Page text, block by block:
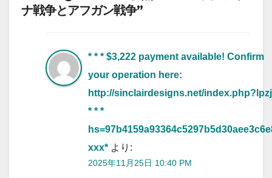
ナ戦争とアフガン戦争”
* * * $3,222 payment available! Confirm
your operation here:
http://sinclairdesigns.net/
* * *
ххх* より:
2025年11月25日 10:40 PM